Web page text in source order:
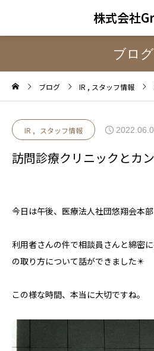
株式会社
ブログ
ブログ IR スタッフ情報
IR スタッフ情報
訪問診療クリニックとカ
今日は午後、医療法人社団悠翔会本部
利用者さんの件で相談員さんと綿密
の取り方について話ができました✴️
この様な時間、本当に大切ですね。